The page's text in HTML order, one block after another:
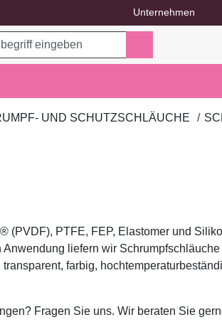
Unternehmen
Dropdown-
UND SCHUTZSCHLÄUCHE
(PVDF), PTFE, FEP, Elastomer und
liefern wir
farbig,
Fragen Sie uns. Wir beraten Sie